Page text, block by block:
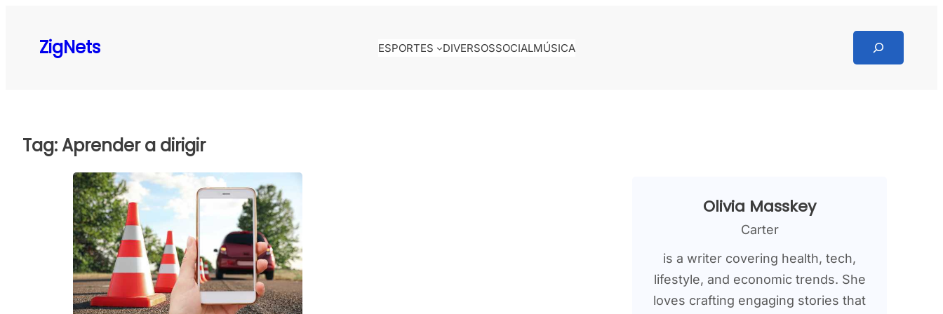
ZigNets ESPORTES DIVERSOSSOCIALMÚSICA
Search
Tag:Aprender a dirigir
Olivia Masskey
Carter
is a writer covering health, tech,
lifestyle, and economic trends. She
loves crafting engaging stories that